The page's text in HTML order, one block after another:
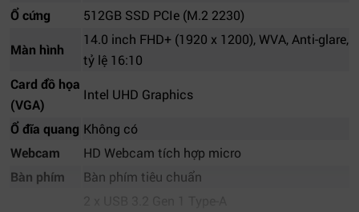
Ổ cứng
512GB SSD PCIe (M.2 2230)
Màn hình
14.0 inch FHD+ (1920 x 1200), WVA, Anti-glare,
tỷ lệ 16:10
Card đồ họa
(VGA)
Intel UHD Graphics
Ổ đĩa quang Không có
Webcam
HD Webcam tích hợp micro
Bàn phím
Bàn phím tiêu chuẩn